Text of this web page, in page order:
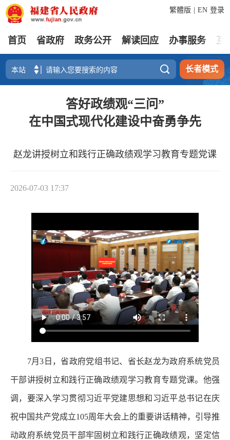
登录
繁體版 EN
首页 省政府 政务公开 解读回应 办事服务 互
 长者模式
答好政绩观“三问”
在中国式现代化建设中奋勇争先
赵龙讲授树立和践行正确政绩观学习教育专题党课
2026-07-03 17:37
7月3日，省政府党组书记、省长赵龙为政府系统党员
干部讲授树立和践行正确政绩观学习教育专题党课。他强
调，要深入学习贯彻习近平党建思想和习近平总书记在庆
祝中国共产党成立105周年大会上的重要讲话精神，引导推
动政府系统党员干部牢固树立和践行正确政绩观，坚定信